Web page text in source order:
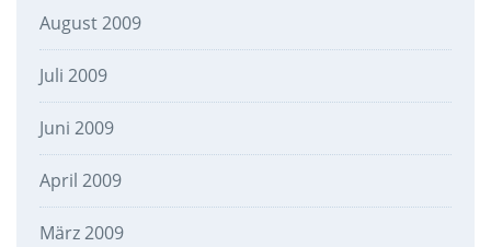
August 2009
Juli 2009
Juni 2009
April 2009
März 2009